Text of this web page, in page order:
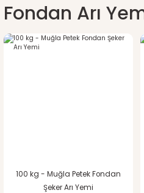
Fondan Arı
100 kg - Muğla Petek Fondan
Şeker Arı Yemi